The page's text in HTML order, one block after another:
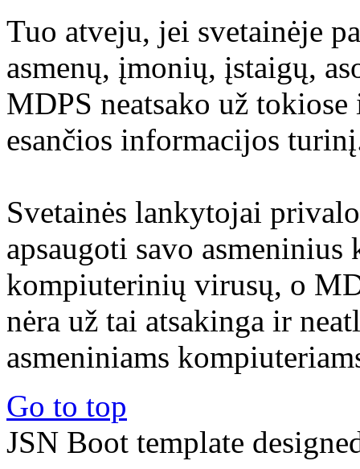
Tuo atveju, jei svetainėje
asmenų, įmonių, įstaigų,
MDPS neatsako už tokiose
esančios informacijos
Svetainės lankytojai
apsaugoti savo
kompiuterinių virusų, o
nėra už tai atsakinga ir
asmeniniams
Go to top
JSN Boot template